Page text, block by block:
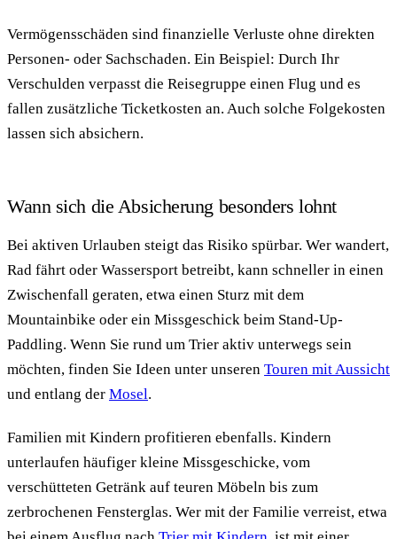
Vermögensschäden sind finanzielle Verluste ohne direkten
Personen- oder Sachschaden. Ein Beispiel: Durch Ihr
Verschulden verpasst die Reisegruppe einen Flug und es
fallen zusätzliche Ticketkosten an. Auch solche Folgekosten
lassen sich absichern.
Wann sich die Absicherung besonders lohnt
Bei aktiven Urlauben steigt das Risiko spürbar. Wer wandert,
Rad fährt oder Wassersport betreibt, kann schneller in einen
Zwischenfall geraten, etwa einen Sturz mit dem
Mountainbike oder ein Missgeschick beim Stand-Up-
Paddling. Wenn Sie rund um Trier aktiv unterwegs sein
möchten, finden Sie Ideen unter unseren Touren mit Aussicht
und entlang der Mosel.
Familien mit Kindern profitieren ebenfalls. Kindern
unterlaufen häufiger kleine Missgeschicke, vom
verschütteten Getränk auf teuren Möbeln bis zum
zerbrochenen Fensterglas. Wer mit der Familie verreist, etwa